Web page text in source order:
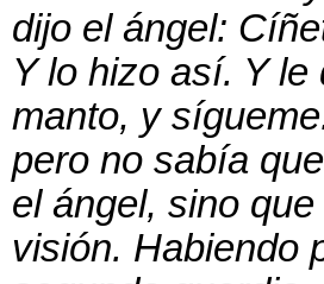
dijo el ángel:
Y lo hizo así. Y
manto, y
pero no sabía
el ángel, sino
visión. Habiendo